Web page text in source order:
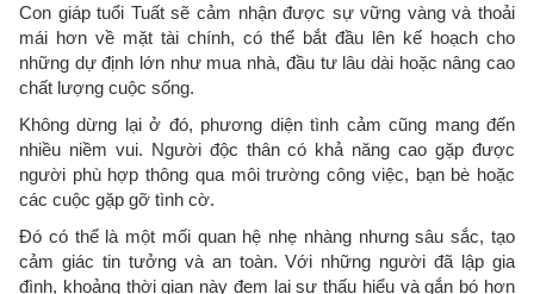
Con giáp tuổi Tuất sẽ cảm nhận được sự vững vàng và thoải
mái hơn về mặt tài chính, có thể bắt đầu lên kế hoạch cho
những dự định lớn như mua nhà, đầu tư lâu dài hoặc nâng cao
chất lượng cuộc sống.
Không dừng lại ở đó, phương diện tình cảm cũng mang đến
nhiều niềm vui. Người độc thân có khả năng cao gặp được
người phù hợp thông qua môi trường công việc, bạn bè hoặc
các cuộc gặp gỡ tình cờ.
Đó có thể là một mối quan hệ nhẹ nhàng nhưng sâu sắc, tạo
cảm giác tin tưởng và an toàn. Với những người đã lập gia
đình, khoảng thời gian này đem lại sự thấu hiểu và gắn bó hơn